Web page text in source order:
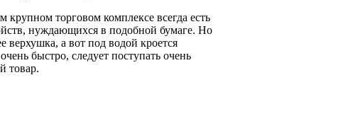
торговом комплексе всегда есть
нуждающихся в подобной бумаге. Но
верхушка, а вот под водой кроется
быстро, следует поступать очень
товар.